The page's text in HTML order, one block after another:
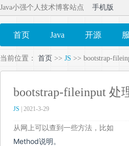
Java小强个人技术博客站点 手机版
首页 Java 开源
当前位置： 首页 >> JS >> bootstrap-
bootstrap-fileinput 处
JS | 2021-3-29
从网上可以查到一些方法，比如
Method说明。